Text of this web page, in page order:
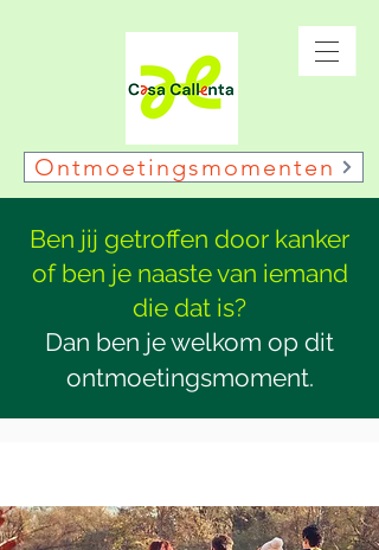
Ontmoetingsmomenten
Ben jij getroffen door kanker
of ben je naaste van iemand
die dat is?
Dan ben je welkom op dit
ontmoetingsmoment.